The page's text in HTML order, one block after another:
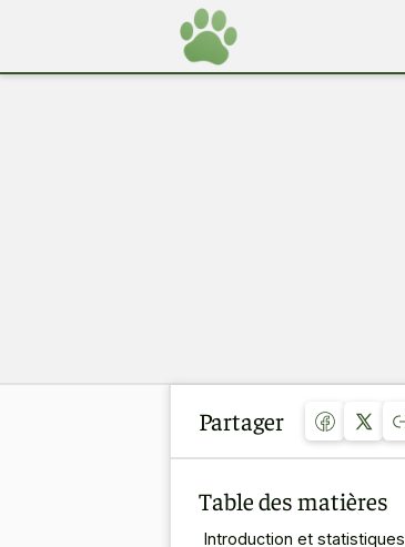
Partager
Table des matières
Introduction et statistiques